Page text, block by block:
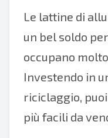
Le lattine di
un bel soldo
occupano
Investendo in
riciclaggio,
più facili da